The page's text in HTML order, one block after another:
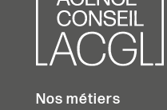
Nos métiers